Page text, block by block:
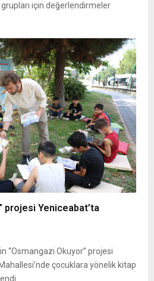
grupları için değerlendirmeler
projesi Yeniceabat’ta
“Osmangazi Okuyor” projesi
çocuklara yönelik kitap